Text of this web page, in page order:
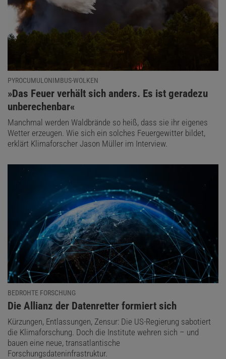
PYROCUMULONIMBUS-WOLKEN
:
»Das Feuer verhält sich anders. Es ist geradezu
unberechenbar«
Manchmal werden Waldbrände so heiß, dass sie ihr eigenes
Wetter erzeugen. Wie sich ein solches Feuergewitter bildet,
erklärt Klimaforscher Jason Müller im Interview.
BEDROHTE FORSCHUNG
:
Die Allianz der Datenretter formiert sich
Kürzungen, Entlassungen, Zensur: Die US-Regierung sabotiert
die Klimaforschung. Doch die Institute wehren sich – und
bauen eine neue, transatlantische
Forschungsdateninfrastruktur.